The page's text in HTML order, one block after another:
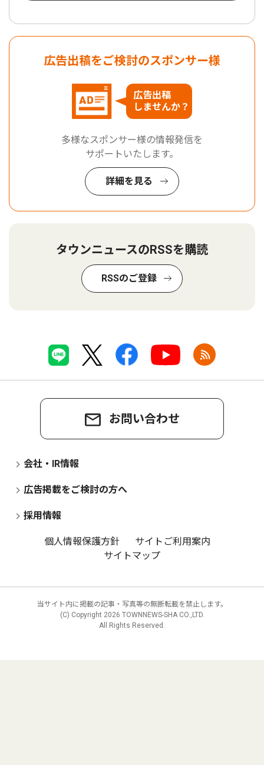
広告出稿をご検討のスポンサー様
広告出稿
しませんか？
多様なスポンサー様の情報発信を
サポートいたします。
詳細を見る
タウンニュースのRSSを購読
RSSのご登録
お問い合わせ
会社・IR情報
広告掲載をご検討の方へ
採用情報
個人情報保護方針
サイトご利用案内
サイトマップ
当サイト内に掲載の記事・写真等の無断転載を禁止します。
(C) Copyright 2026 TOWNNEWS-SHA CO.,LTD.
All Rights Reserved.